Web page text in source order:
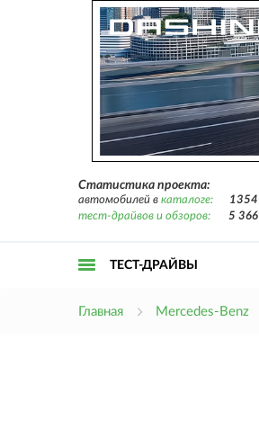
Статистика проекта:
автомобилей в каталоге:
1354
тест-драйвов и обзоров:
5 366
ТЕСТ-ДРАЙВЫ
Главная Mercedes-Benz